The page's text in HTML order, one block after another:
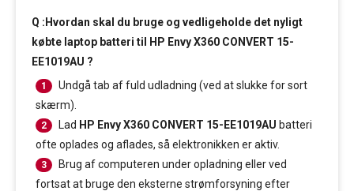
Q :Hvordan skal du bruge og vedligeholde det nyligt
købte laptop batteri til HP Envy X360 CONVERT 15-
EE1019AU ?
1
Undgå tab af fuld udladning (ved at slukke for sort
skærm).
2 Lad HP Envy X360 CONVERT 15-EE1019AU batteri
ofte oplades og aflades, så elektronikken er aktiv.
3
Brug af computeren under opladning eller ved
fortsat at bruge den eksterne strømforsyning efter